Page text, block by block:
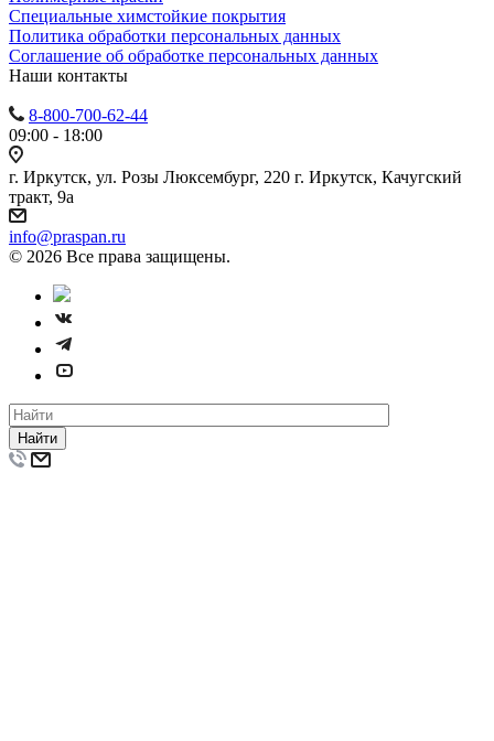
Специальные химстойкие покрытия
Политика обработки персональных данных
Cоглашение об обработке персональных данных
Наши контакты
8-800-700-62-44
09:00 - 18:00
г. Иркутск, ул. Розы Люксембург, 220 г. Иркутск, Качугский
тракт, 9а
info@praspan.ru
© 2026 Все права защищены.
Найти